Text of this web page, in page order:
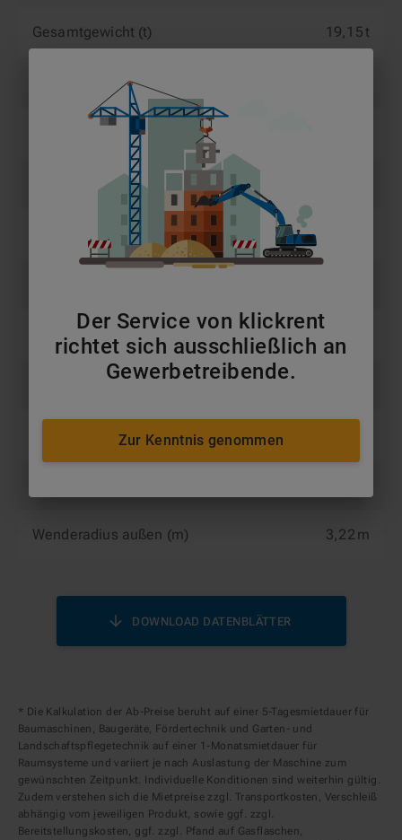
Gesamtgewicht (t) 19,15 t
Plattformbreite (m)
Reichweite (m)
Transportbreite (m)
Transporthöhe (m)
Wenderadius außen (m) 3,22 m
DOWNLOAD DATENBLÄTTER
* Die Kalkulation der Ab-Preise beruht auf einer 5-Tagesmietdauer für
Baumaschinen, Baugeräte, Fördertechnik und Garten- und
Landschaftspflegetechnik auf einer 1-Monatsmietdauer für
Raumsysteme und variiert je nach Auslastung der Maschine zum
gewünschten Zeitpunkt. Individuelle Konditionen sind weiterhin gültig.
Zudem verstehen sich die Mietpreise zzgl. Transportkosten, Verschleiß
abhängig vom jeweiligen Produkt, sowie ggf. zzgl.
Bereitstellungskosten, ggf. zzgl. Pfand auf Gasflaschen,
Der Service von klickrent
richtet sich ausschließlich an
Gewerbetreibende.
Zur Kenntnis genommen